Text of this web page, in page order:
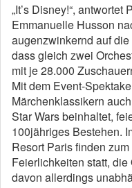
„It’s Disney!“,
Emmanuelle Husson
augenzwinkernd auf
dass gleich zwei
mit je 28.000
Mit dem Event-
Märchenklassikern
Star Wars beinhaltet,
100jähriges Bestehen.
Resort Paris finden
Feierlichkeiten statt,
davon allerdings